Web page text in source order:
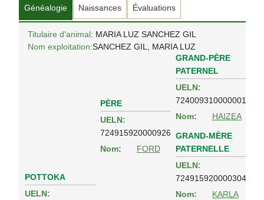
Généalogie Naissances Évaluations
Titulaire d'animal: MARIA LUZ SANCHEZ GIL
Nom exploitation:SANCHEZ GIL, MARIA LUZ
POTTOKA
UELN:
PÈRE
UELN:
724915920000926
Nom:
FORD
GRAND-PÈRE
PATERNEL
UELN:
724009310000001
Nom:
HAIZEA
GRAND-MÈRE
PATERNELLE
UELN:
724915920000304
Nom:
KARLA